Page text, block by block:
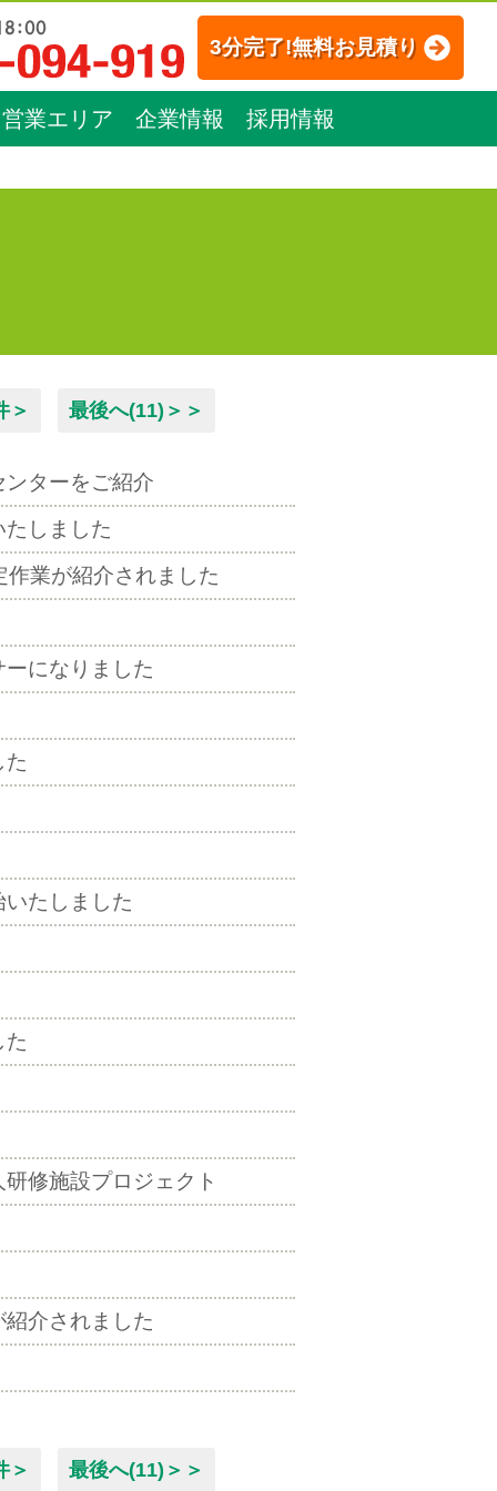
3分完了!無料お見積り
営業エリア 企業情報 採用情報
＞ 最後へ(11)＞＞
ターをご紹介
しました
業が紹介されました
になりました
た
たしました
た
修施設プロジェクト
介されました
＞ 最後へ(11)＞＞